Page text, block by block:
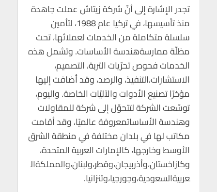
تجدر الإشارة إلى أنّ شركة زيتاش عملت جاهدة
منذ تأسيسها، في تركيا عام 1988، لتأمين
سلسلة متكاملة من الخدمات لعملائها، تحت
مظلّة ممارسةهندسة الأساسات. وتشمل هذه
الخدمات فحوص تحرّيات التربة، التصميم،
الاستشارات،التنفيذ، والرصد، وقد أضافت إليها
مؤخرًا تصنيع الأدوات والآليّات الخاصة. واليوم،
توسّعت الشركة لتتحوّل إلى شركة للمقاولات
وهندسة الأساساتمعروفة عالميًا، وقد أقامت
مكاتب لها في بلدان مختلفة في منطقة الشرق
الأوسط وخارجها، كالإمارات العربية المتحدة،
وكازاخستان،وأذربيجان،وقطر،ولبنان،والمملكةال
عربيةالسعودية،وجورجيا،وتنزانيا.